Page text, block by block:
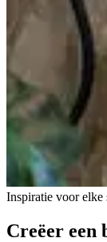
Inspiratie voor elke
Creëer een